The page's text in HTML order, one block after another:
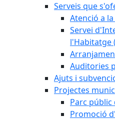
Serveis que
Atenció a
Servei
l'Habitatge
Auditories
Ajuts i
Projectes
Parc
Promoció